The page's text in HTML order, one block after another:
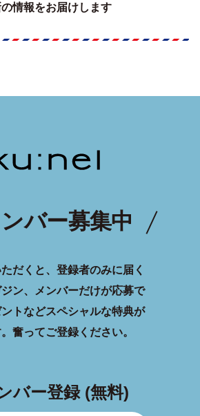
情報をお届けします
バー募集中
だくと、登録者のみに届く
ン、メンバーだけが応募で
トなどスペシャルな特典が
奮ってご登録ください。
バー登録 (無料)